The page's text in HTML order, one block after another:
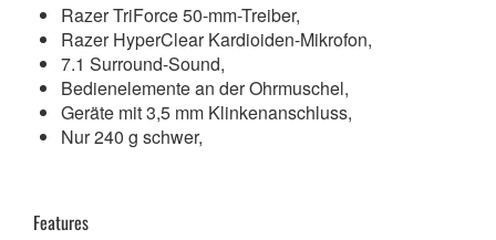
Razer TriForce 50-mm-Treiber,
Razer HyperClear Kardioiden-Mikrofon,
7.1 Surround-Sound,
Bedienelemente an der Ohrmuschel,
Geräte mit 3,5 mm Klinkenanschluss,
Nur 240 g schwer,
Features